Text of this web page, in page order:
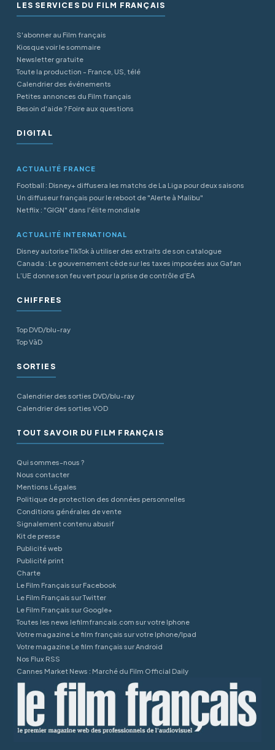
LES SERVICES DU FILM FRANÇAIS
S'abonner au Film français
Kiosque voir le sommaire
Newsletter gratuite
Toute la production - France, US, télé
Calendrier des événements
Petites annonces du Film français
Besoin d'aide ? Foire aux questions
DIGITAL
ACTUALITÉ FRANCE
Football : Disney+ diffusera les matchs de La Liga pour deux saisons
Un diffuseur français pour le reboot de "Alerte à Malibu"
Netflix : "GIGN" dans l'élite mondiale
ACTUALITÉ INTERNATIONAL
Disney autorise TikTok à utiliser des extraits de son catalogue
Canada : Le gouvernement cède sur les taxes imposées aux Gafan
L’UE donne son feu vert pour la prise de contrôle d’EA
CHIFFRES
Top DVD/blu-ray
Top VàD
SORTIES
Calendrier des sorties DVD/blu-ray
Calendrier des sorties VOD
TOUT SAVOIR DU FILM FRANÇAIS
Qui sommes-nous ?
Nous contacter
Mentions Légales
Politique de protection des données personnelles
Conditions générales de vente
Signalement contenu abusif
Kit de presse
Publicité web
Publicité print
Charte
Le Film Français sur Facebook
Le Film Français sur Twitter
Le Film Français sur Google+
Toutes les news lefilmfrancais.com sur votre Iphone
Votre magazine Le film français sur votre Iphone/Ipad
Votre magazine Le film français sur Android
Nos Flux RSS
Cannes Market News : Marché du Film Official Daily